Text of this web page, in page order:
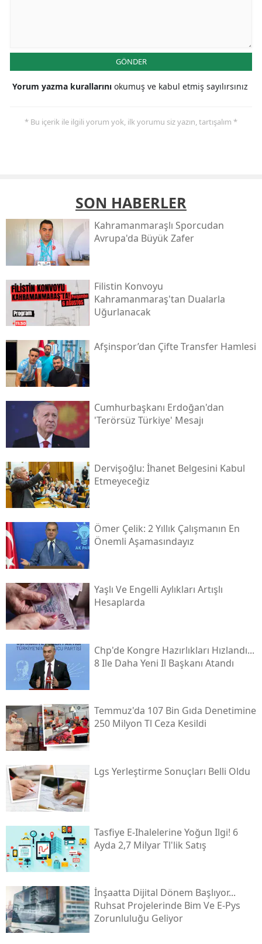
GÖNDER
Yorum yazma kurallarını okumuş ve kabul etmiş sayılırsınız
* Bu içerik ile ilgili yorum yok, ilk yorumu siz yazın, tartışalım *
SON HABERLER
Kahramanmaraşlı Sporcudan
Avrupa'da Büyük Zafer
Filistin Konvoyu
Kahramanmaraş'tan Dualarla
Uğurlanacak
Afşinspor’dan Çifte Transfer Hamlesi
Cumhurbaşkanı Erdoğan'dan
'terörsüz Türkiye' Mesajı
Dervişoğlu: İhanet Belgesini Kabul
Etmeyeceğiz
Ömer Çelik: 2 Yıllık Çalışmanın En
Önemli Aşamasındayız
Yaşlı Ve Engelli Aylıkları Artışlı
Hesaplarda
Chp'de Kongre Hazırlıkları Hızlandı...
8 Ile Daha Yeni Il Başkanı Atandı
Temmuz'da 107 Bin Gıda Denetimine
250 Milyon Tl Ceza Kesildi
Lgs Yerleştirme Sonuçları Belli Oldu
Tasfiye E-Ihalelerine Yoğun Ilgi! 6
Ayda 2,7 Milyar Tl'lik Satış
İnşaatta Dijital Dönem Başlıyor...
Ruhsat Projelerinde Bim Ve E-Pys
Zorunluluğu Geliyor